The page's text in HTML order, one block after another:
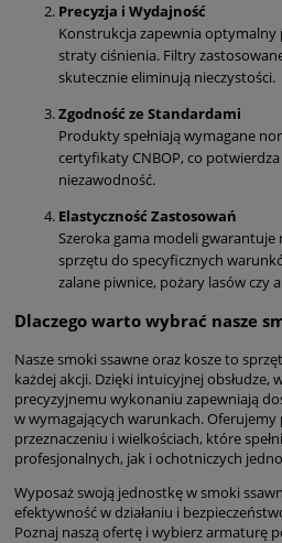
Precyzja i Wydajność
Konstrukcja zapewnia optymalny
straty ciśnienia. Filtry
skutecznie eliminują nieczystości.
Zgodność ze Standardami
Produkty spełniają wymagane
certyfikaty CNBOP, co
niezawodność.
Elastyczność Zastosowań
Szeroka gama modeli
sprzętu do specyficznych
zalane piwnice, pożary lasów czy
Dlaczego warto wybrać nasze
Nasze smoki ssawne oraz kosze to
każdej akcji. Dzięki intuicyjnej obsłudze,
precyzyjnemu wykonaniu zapewniają
w wymagających warunkach.
przeznaczeniu i wielkościach, które
profesjonalnych, jak i ochotniczych
Wyposaż swoją jednostkę w smoki
efektywność w działaniu i
Poznaj naszą ofertę i wybierz armaturę